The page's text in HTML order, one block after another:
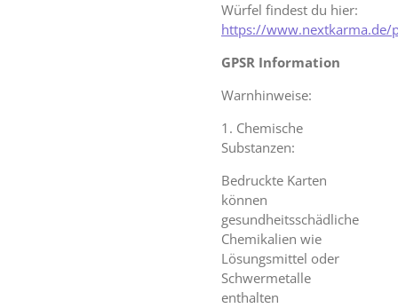
Würfel findest du hier:
https://
GPSR Information
Warnhinweise:
1. Chemische
Substanzen:
Bedruckte Karten
können
gesundheitsschädliche
Chemikalien wie
Lösungsmittel oder
Schwermetalle
enthalten